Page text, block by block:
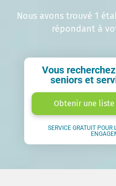
Nous avons trouvé 1
répondant à
Vous
seniors et
Obtenir une
SERVICE GRATUIT POUR